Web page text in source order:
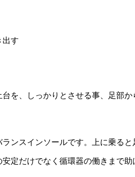
出す
を、しっかりとさせる事、足部
ンスインソールです。上に乗る
定だけでなく循環器の働きまで